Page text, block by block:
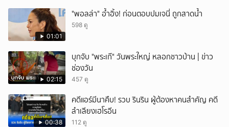
01:01
"พอลล่า" อ้ำอิ้ง! ก่อนตอบปมเจนี่ ถูกสาดน้ำ
598 ดู
02:15
บุกจับ "พระเก๊" วันพระใหญ่ หลอกชาวบ้าน | ข่าว
ช่องวัน
457 ดู
00:38
คดีแอร์มีนาคืบ! รวบ รินริน ผู้ต้องหาคนสำคัญ คดี
ลำเลียงเฮโรอีน
112 ดู